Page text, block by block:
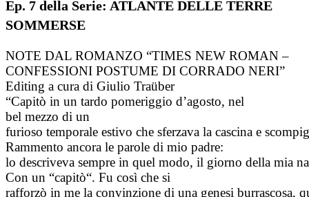
Ep. 7 della Serie: ATLANTE DELLE TERRE
SOMMERSE
NOTE DAL ROMANZO “TIMES NEW ROMAN –
CONFESSIONI POSTUME DI CORRADO NERI”
Editing a cura di Giulio Traüber
“Capitò in un tardo pomeriggio d’agosto, nel
bel mezzo di un
furioso temporale estivo che sferzava la cascina e
Rammento ancora le parole di mio padre:
lo descriveva sempre in quel modo, il giorno della mia
Con un “capitò“. Fu così che si
rafforzò in me la convinzione di una genesi burrascosa,